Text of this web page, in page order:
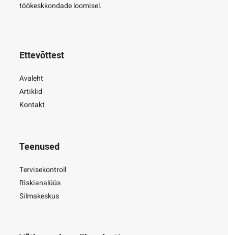
töökeskkondade loomisel.
Ettevõttest
Avaleht
Artiklid
Kontakt
Teenused
Tervisekontroll
Riskianalüüs
Silmakeskus